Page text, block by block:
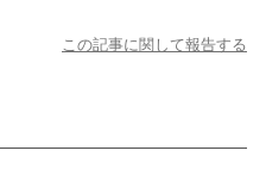
この記事に関して報告する